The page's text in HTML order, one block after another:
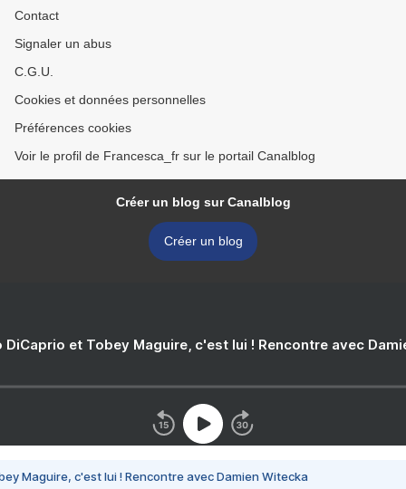
Contact
Signaler un abus
C.G.U.
Cookies et données personnelles
Préférences cookies
Voir le profil de Francesca_fr sur le portail Canalblog
Créer un blog sur Canalblog
Créer un blog
DiCaprio et Tobey Maguire, c'est lui ! Rencontre avec
Maguire, c'est lui ! Rencontre avec Damien Witecka